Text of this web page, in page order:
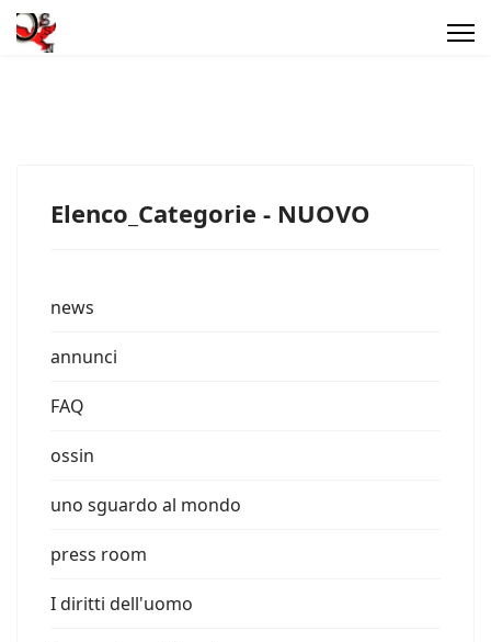
Elenco_Categorie - NUOVO
news
annunci
FAQ
ossin
uno sguardo al mondo
press room
I diritti dell'uomo